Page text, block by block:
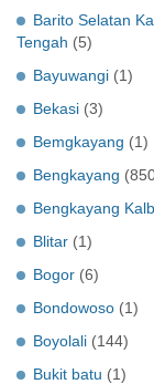
Barito Selatan
Tengah (5)
Bayuwangi (1)
Bekasi (3)
Bemgkayang (1)
Bengkayang
Bengkayang
Blitar (1)
Bogor (6)
Bondowoso (1)
Boyolali (144)
Bukit batu (1)